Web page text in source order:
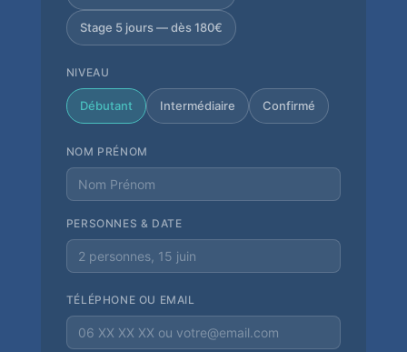
Stage 5 jours — dès 180€
NIVEAU
Débutant Intermédiaire Confirmé
NOM PRÉNOM
PERSONNES & DATE
TÉLÉPHONE OU EMAIL